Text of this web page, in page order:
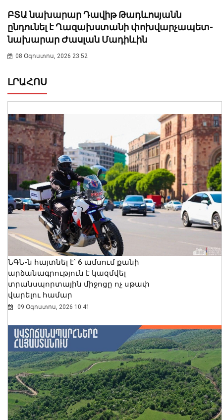
ԲՏԱ նախարար Դավիթ Թադևոսյանն
ընդունել է Ղազախստանի փոխվարչապետ-
նախարար Ժասլան Մադիևին
08 Օգոստոս, 2026 23:52
ԼՐԱՀՈՍ
ՆԳՆ-ն հայտնել է՝ 6 ամսում քանի
արձանագրություն է կազմվել
տրանսպորտային միջոցը ոչ սթափ
վարելու համար
09 Օգոստոս, 2026 10:41